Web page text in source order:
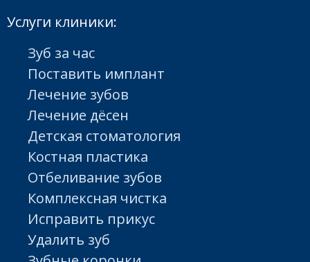
Услуги клиники:
Зуб за час
Поставить имплант
Лечение зубов
Лечение дёсен
Детская стоматология
Костная пластика
Отбеливание зубов
Комплексная чистка
Исправить прикус
Удалить зуб